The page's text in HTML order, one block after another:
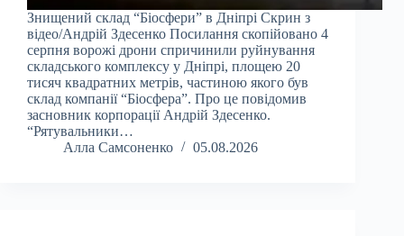
Знищений склад “Біосфери” в Дніпрі Скрин з
відео/Андрій Здесенко Посилання скопійовано 4
серпня ворожі дрони спричинили руйнування
складського комплексу у Дніпрі, площею 20
тисяч квадратних метрів, частиною якого був
склад компанії “Біосфера”. Про це повідомив
засновник корпорації Андрій Здесенко.
“Рятувальники…
Алла Самсоненко
05.08.2026